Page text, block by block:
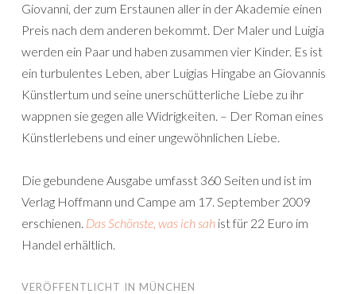
Giovanni, der zum Erstaunen aller in der Akademie einen
Preis nach dem anderen bekommt. Der Maler und Luigia
werden ein Paar und haben zusammen vier Kinder. Es ist
ein turbulentes Leben, aber Luigias Hingabe an Giovannis
Künstlertum und seine unerschütterliche Liebe zu ihr
wappnen sie gegen alle Widrigkeiten. – Der Roman eines
Künstlerlebens und einer ungewöhnlichen Liebe.
Die gebundene Ausgabe umfasst 360 Seiten und ist im
Verlag Hoffmann und Campe am 17. September 2009
erschienen. Das Schönste, was ich sah ist für 22 Euro im
Handel erhältlich.
VERÖFFENTLICHT IN MÜNCHEN